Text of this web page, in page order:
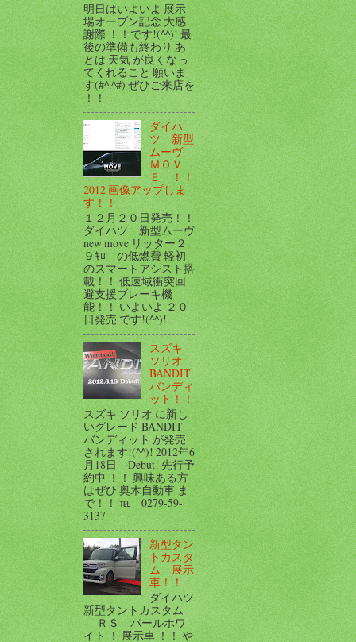
明日はいよいよ 展示
場オープン記念 大感
謝際 ！！です!(^^)! 最
後の準備も終わり あ
とは 天気 が良くなっ
てくれること 願いま
す(#^.^#) ぜひご来店を
！！
ダイハ
ツ 新型
ムーヴ
ＭＯＶ
Ｅ ！！
2012 画像アップしま
す！！
１２月２０日発売！！
ダイハツ 新型ムーヴ
new move リッター２
９ｷﾛ の低燃費 軽初
のスマートアシスト搭
載！！ 低速域衝突回
避支援ブレーキ機
能！！ いよいよ ２０
日発売 です!(^^)!
スズキ
ソリオ
BANDIT
バンディ
ット！！
スズキ ソリオ に新し
いグレード BANDIT
バンディット が発売
されます!(^^)! 2012年6
月18日 Debut! 先行予
約中 ！！ 興味ある方
はぜひ 奥木自動車 ま
で！！ ℡ 0279-59-
3137
新型タン
トカスタ
ム 展示
車！！
ダイハツ
新型タントカスタム
ＲＳ パールホワ
イト ！ 展示車 ！！ や